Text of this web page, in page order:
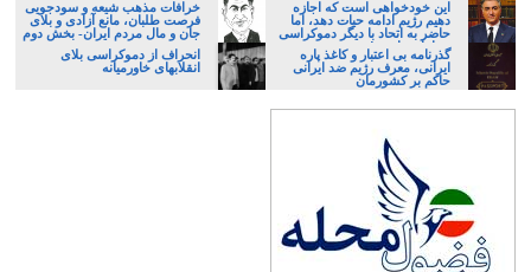
این خودخواهی است که اجازه
دهیم رژیم ادامه حیات دهد، اما
حاضر به اتحاد با دیگر دموکراسی
خواهان نباشیم!
خرافات مذهب شیعه و سودجویی
فرصت طلبان، مانع آزادی و بلای
جان و مال مردم ایران- بخش دوم
گذرنامه بی اعتبار و کاغذ پاره
ایرانی، معرف رژیم ضد ایرانی
حاکم بر کشورمان
انحراف از دموکراسی بلای
انقلابهای خاورمیانه